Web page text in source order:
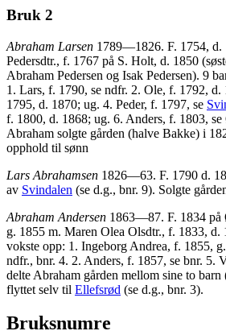
Bruk 2
Abraham Larsen 1789—1826. F. 1754, d.
Pedersdtr., f. 1767 på S. Holt, d. 1850
Abraham Pedersen og Isak Pedersen). 9
1. Lars, f. 1790, se ndfr. 2. Ole, f. 1792, d.
1795, d. 1870; ug. 4. Peder, f. 1797, se
f. 1800, d. 1868; ug. 6. Anders, f. 1803,
Abraham solgte gården (halve Bakke) i
opphold til sønn
Lars Abrahamsen 1826—63. F. 1790 d.
av Svindalen (se d.g., bnr. 9). Solgte
Abraham Andersen 1863—87. F. 1834 på
g. 1855 m. Maren Olea Olsdtr., f. 1833, d.
vokste opp: 1. Ingeborg Andrea, f. 1855,
ndfr., bnr. 4. 2. Anders, f. 1857, se bnr. 5.
delte Abraham gården mellom sine to barn
flyttet selv til Ellefsrød (se d.g., bnr. 3).
Bruksnumre